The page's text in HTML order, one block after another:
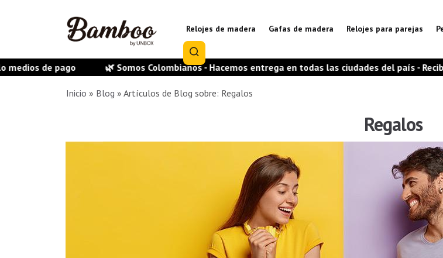
Relojes de madera Gafas de madera Relojes para parejas
Inicio » Blog » Artículos de Blog sobre: Regalos
Regalos
pago 🌿 Somos Colombianos - Hacemos entrega en todas las ciudades del país - Recibimos